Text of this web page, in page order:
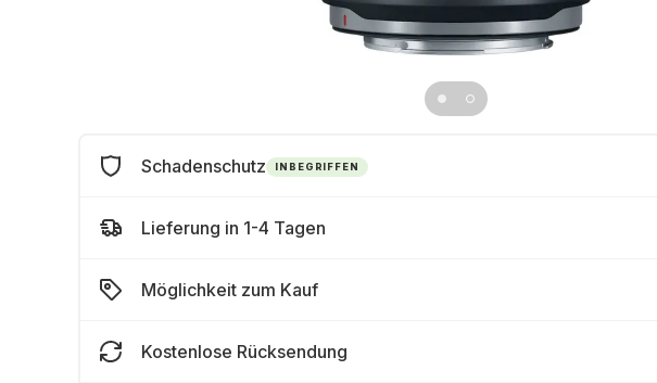
Schadenschutz INBEGRIFFEN
Lieferung in 1-4 Tagen
Möglichkeit zum Kauf
Kostenlose Rücksendung